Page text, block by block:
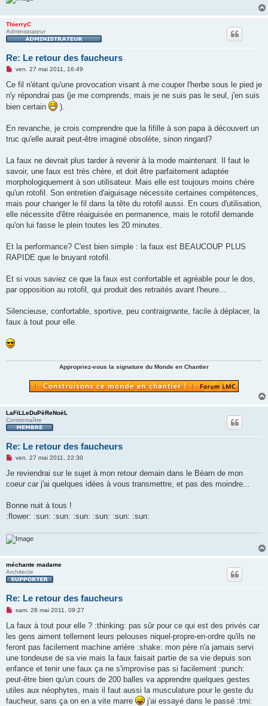
ThierryC
Administrateur
Re: Le retour des faucheurs
M
s
a
g
e
o
n
l
ven. 27 mai 2011, 16:49
Ce fil n'étant qu'une provocation visant à me couper l'herbe sous le pied je
n'y répondrai pas (je me comprends, mais je ne suis pas le seul, j'en suis
bien certain
).
En revanche, je crois comprendre que la fifille à son papa à découvert un
truc qu'elle aurait peut-être imaginé obsolète, sinon ringard?
La faux ne devrait plus tarder à revenir à la mode maintenant. Il faut le
savoir, une faux est très chère, et doit être parfaitement adaptée
morphologiquement à son utilisateur. Mais elle est toujours moins chère
qu'un rotofil. Son entretien d'aiguisage nécessite certaines compétences,
mais pour changer le fil dans la tête du rotofil aussi. En cours d'utilisation,
elle nécessite d'être réaiguisée en permanence, mais le rotofil demande
qu'on lui fasse le plein toutes les 20 minutes.
Et la performance? C'est bien simple : la faux est BEAUCOUP PLUS
RAPIDE que le bruyant rotofil.
Et si vous saviez ce que la faux est confortable et agréable pour le dos,
par opposition au rotofil, qui produit des retraités avant l'heure...
Silencieuse, confortable, sportive, peu contraignante, facile à déplacer, la
faux à tout pour elle.
Appropriez-vous la signature du Monde en Chantier
LaFiLLeDuPèReNoëL
Contremaître
Re: Le retour des faucheurs
M
s
a
n
o
u
ven. 27 mai 2011, 22:30
Je reviendrai sur le sujet à mon retour demain dans le Béarn de mon
coeur car j'ai quelques idées à vous transmettre, et pas des moindre...
Bonne nuit à tous !
:flower: :sun: :sun: :sun: :sun: :sun: :sun:
méchante madame
Architecte
Re: Le retour des faucheurs
M
s
a
g
n
o
l
u
sam. 28 mai 2011, 09:27
La faux à tout pour elle ? :thinking: pas sûr pour ce qui est des privés car
les gens aiment tellement leurs pelouses niquel-propre-en-ordre qu'ils ne
feront pas facilement machine arrière :shake: mon père n'a jamais servi
une tondeuse de sa vie mais la faux faisait partie de sa vie depuis son
enfance et tenir une faux ça ne s'improvise pas si facilement :punch:
peut-être bien qu'un cours de 200 balles va apprendre quelques gestes
utiles aux néophytes, mais il faut aussi la musculature pour le geste du
faucheur, sans ça on en a vite marre
j'ai essayé dans le passé :tmi: